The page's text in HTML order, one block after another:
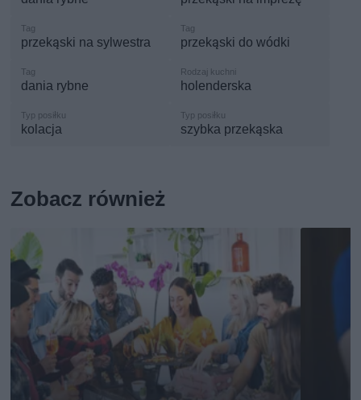
przekąski na sylwestra przekąski do wódki
dania rybne holenderska
kolacja szybka przekąska
Zobacz również